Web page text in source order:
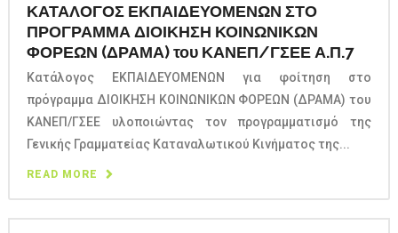
ΚΑΤΑΛΟΓΟΣ ΕΚΠΑΙΔΕΥΟΜΕΝΩΝ ΣΤΟ
ΠΡΟΓΡΑΜΜΑ ΔΙΟΙΚΗΣΗ ΚΟΙΝΩΝΙΚΩΝ
ΦΟΡΕΩΝ (ΔΡΑΜΑ) του ΚΑΝΕΠ/ΓΣΕΕ Α.Π.7
Κατάλογος ΕΚΠΑΙΔΕΥΟΜΕΝΩΝ για φοίτηση στο
πρόγραμμα ΔΙΟΙΚΗΣΗ ΚΟΙΝΩΝΙΚΩΝ ΦΟΡΕΩΝ (ΔΡΑΜΑ) του
ΚΑΝΕΠ/ΓΣΕΕ υλοποιώντας τον προγραμματισμό της
Γενικής Γραμματείας Καταναλωτικού Κινήματος της...
READ MORE